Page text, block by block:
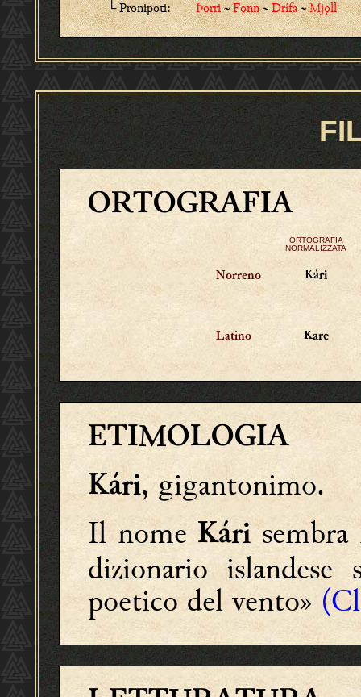
└ Pronipoti:
Þorri~Fǫnn~Drífa~Mjǫll
ORTOGRAFIA
ORTOGRAFIA
NORMALIZZATA
Norreno Kári
Latino Kare
ETIMOLOGIA
Kári, gigantonimo.
Il nome Kárisembra
dizionario
poetico del vento»